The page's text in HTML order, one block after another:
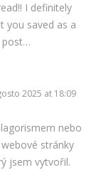
I definitely
you saved as a
post…
2025 at 18:09
nebo
stránky
jsem vytvořil.